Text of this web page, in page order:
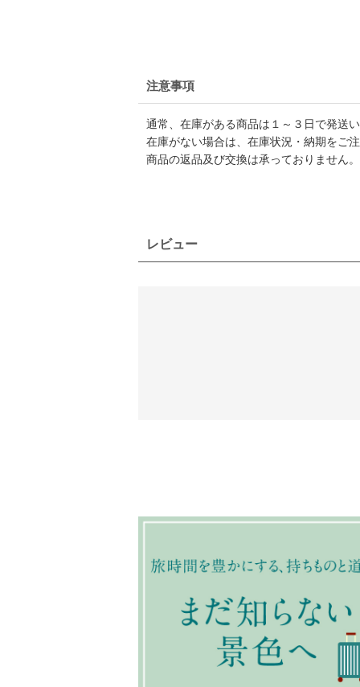
注意事項
通常、在庫がある商品は１～３日で発送
在庫がない場合は、在庫状況・納期をご
商品の返品及び交換は承っておりません
レビュー